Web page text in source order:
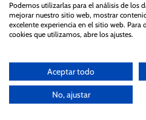
de los aperitivos y le
no es que estuviera bueno
Podemos utilizarlas para el análisis de los
mejorar nuestro sitio web, mostrar
excelente experiencia en el sitio web.
cookies que utilizamos, abre los ajustes.
Aceptar todo
No, ajustar